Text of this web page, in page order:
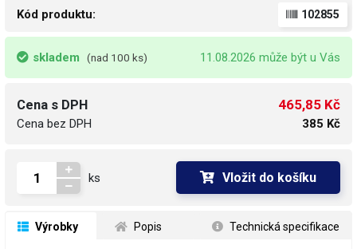
Kód produktu: 102855
skladem (nad 100 ks) 11.08.2026 může být u Vás
Cena s DPH
Cena bez DPH
465,85 Kč
385 Kč
ks Vložit do košíku
Výrobky Popis Technická specifikace